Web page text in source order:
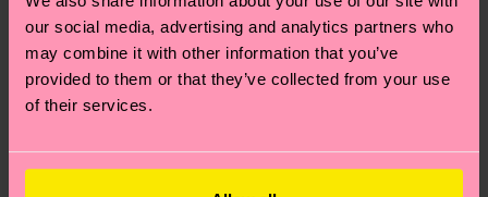
our social media, advertising and analytics partners who
may combine it with other information that you’ve
provided to them or that they’ve collected from your use
of their services.
Polyamide, 4% Elastane
ARTIKEL 2:73% Organic cotton blend, 23%
Polyamide, 4% Elastane
ARTIKEL 3:73% Organic cotton blend, 23%
und die genaue Lieferzeit von der lokalen Post in
deinem Land abhängt.
Du hast Fragen zu einer Retoure? In unserem
am häufigsten gestellten Fragen.
Special
Edition